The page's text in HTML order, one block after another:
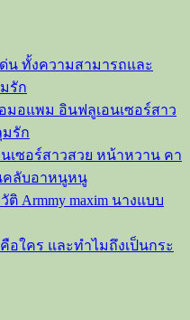
ด่น ทั้งความสามารถและ
รัก
มอแพม อินฟลูเอนเซอร์สาว
รัก
เซอร์สาวสวย หน้าหวาน คา
คลับอาหนูหนู
Armmy maxim นางแบบ
อใคร และทำไมถึงเป็นกระ